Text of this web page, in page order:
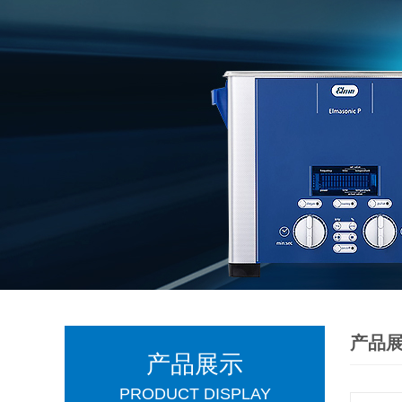
产品展示
PRODUCT DISPLAY
产品